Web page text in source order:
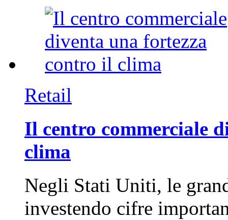
Retail
Il centro commerciale
clima
Negli Stati Uniti, le
investendo cifre